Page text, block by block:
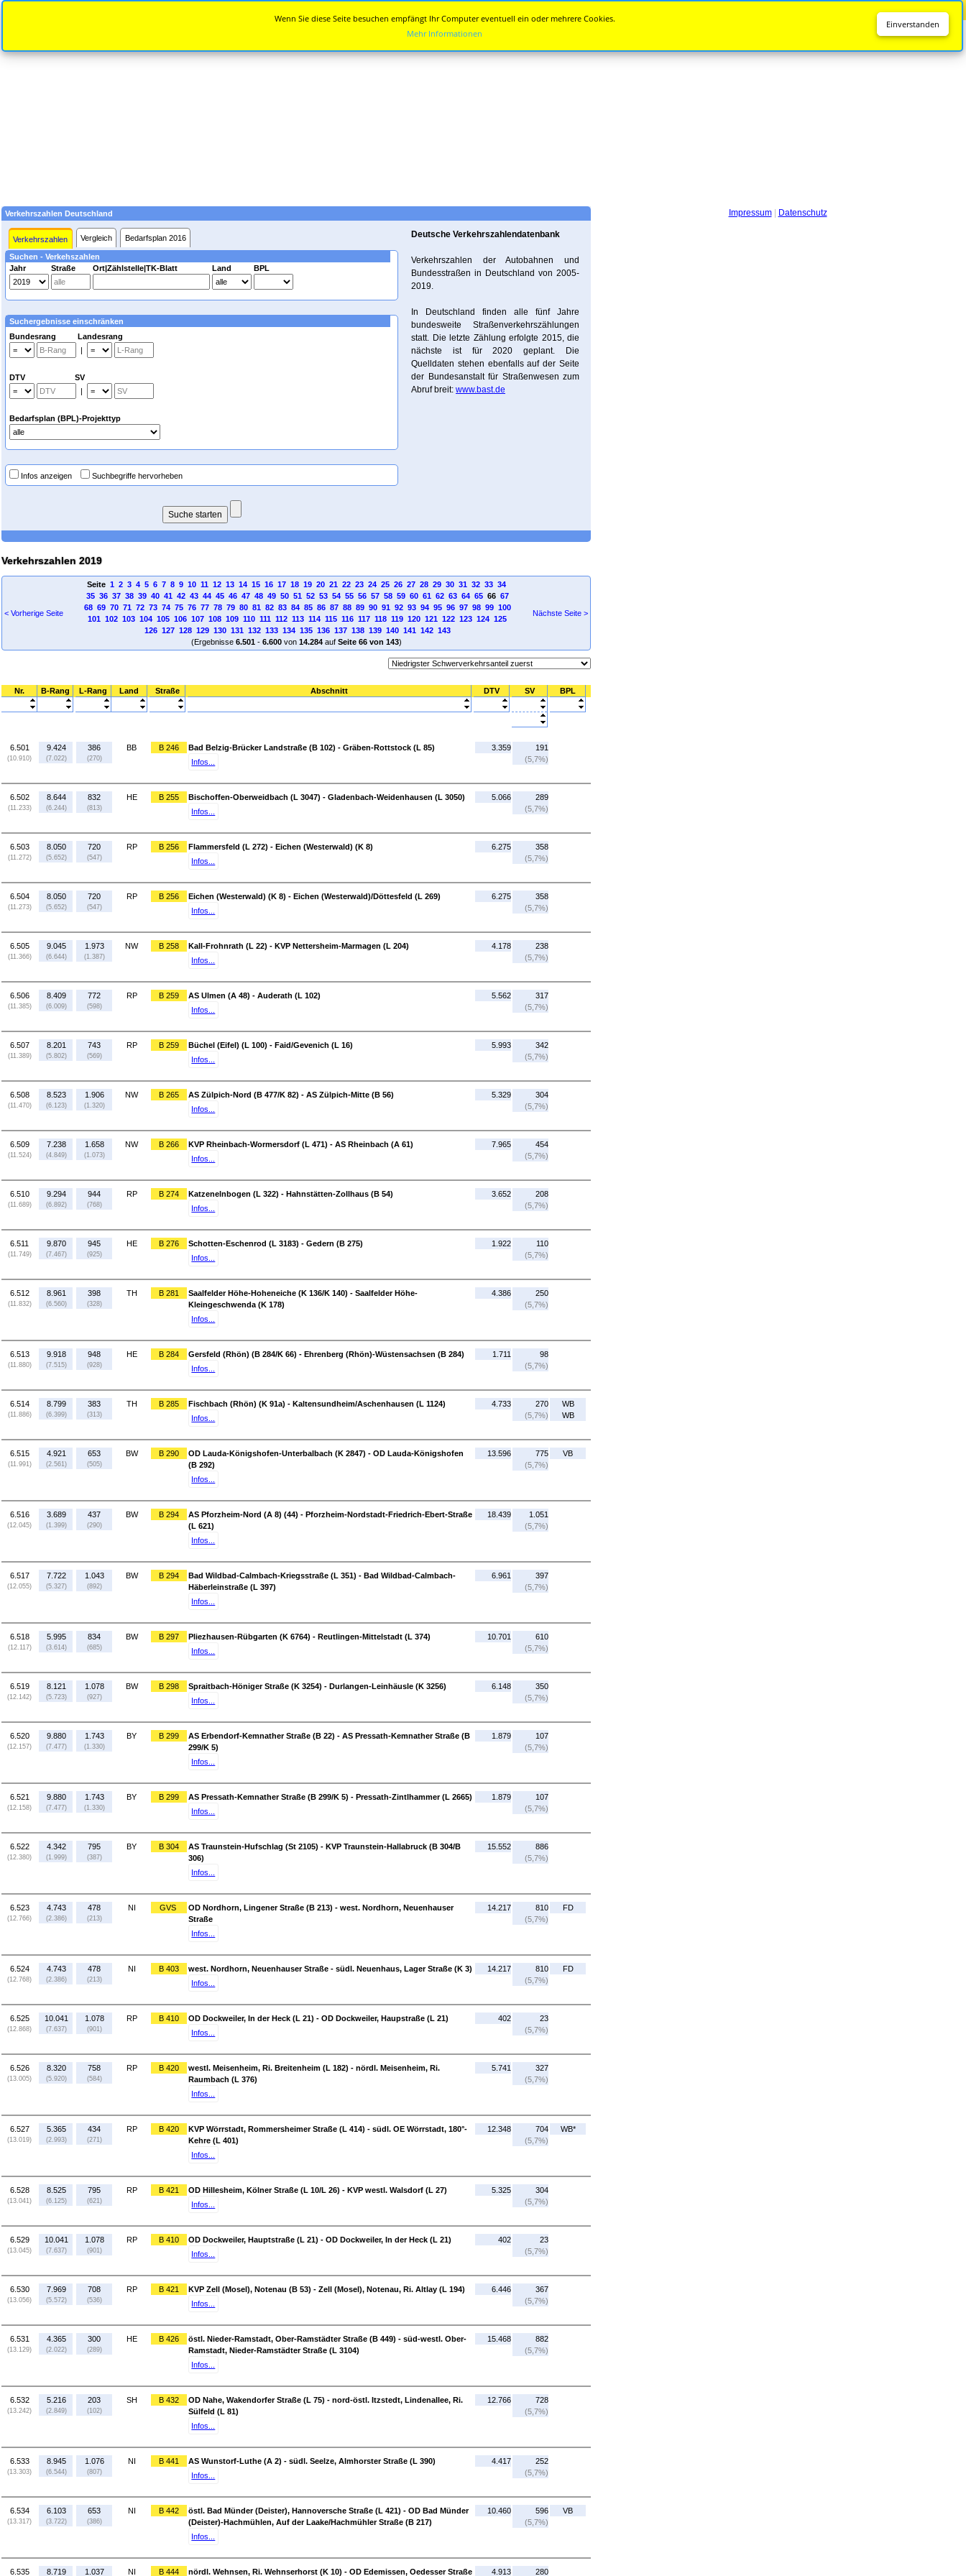
Verkehrszahlen Deutschland
Verkehrszahlen Vergleich Bedarfsplan 2016
Suchen - Verkehszahlen
Jahr
Straße Ort|Zählstelle|TK-Blatt Land BPL
Suchergebnisse einschränken
Bundesrang Landesrang
|
DTV SV
|
Bedarfsplan (BPL)-Projekttyp
Infos anzeigen Suchbegriffe hervorheben
Deutsche Verkehrszahlendatenbank
Verkehrszahlen der Autobahnen und
Bundesstraßen in Deutschland von 2005-
2019.
In Deutschland finden alle fünf Jahre
bundesweite Straßenverkehrszählungen
statt. Die letzte Zählung erfolgte 2015, die
nächste ist für 2020 geplant. Die
Quelldaten stehen ebenfalls auf der Seite
der Bundesanstalt für Straßenwesen zum
Abruf breit: www.bast.de
Verkehrszahlen 2019
< Vorherige Seite
Seite 1 2 3 4 5 6 7 8 9 10 11 12 13 14 15 16 17 18 19 20 21 22 23 24 25 26 27 28 29 30 31 32 33 34
35 36 37 38 39 40 41 42 43 44 45 46 47 48 49 50 51 52 53 54 55 56 57 58 59 60 61 62 63 64 6566 67
68 69 70 71 72 73 74 75 76 77 78 79 80 81 82 83 84 85 86 87 88 89 90 91 92 93 94 95 96 97 98 99 100
101 102 103 104 105 106 107 108 109 110 111 112 113 114 115 116 117 118 119 120 121 122 123 124 125
126 127 128 129 130 131 132 133 134 135 136 137 138 139 140 141 142 143
(Ergebnisse 6.501- 6.600von 14.284auf Seite 66 von 143)
Nächste Seite >
Nr. B-Rang L-Rang Land Straße Abschnitt DTV SV BPL
6.501
(10.910)
9.424
(7.022)
386
(270)
BB B 246
Bad Belzig-Brücker Landstraße (B 102) - Gräben-Rottstock (L 85)
Infos...
3.359
191
(5,7%)
6.502
(11.233)
8.644
(6.244)
832
(813)
HE B 255
Bischoffen-Oberweidbach (L 3047) - Gladenbach-Weidenhausen (L 3050)
Infos...
5.066
289
(5,7%)
6.503
(11.272)
8.050
(5.652)
720
(547)
RP B 256
Flammersfeld (L 272) - Eichen (Westerwald) (K 8)
Infos...
6.275
358
(5,7%)
6.504
(11.273)
8.050
(5.652)
720
(547)
RP B 256
Eichen (Westerwald) (K 8) - Eichen (Westerwald)/Döttesfeld (L 269)
Infos...
6.275
358
(5,7%)
6.505
(11.366)
9.045
(6.644)
1.973
(1.387)
NW B 258
Kall-Frohnrath (L 22) - KVP Nettersheim-Marmagen (L 204)
Infos...
4.178
238
(5,7%)
6.506
(11.385)
8.409
(6.009)
772
(598)
RP B 259
AS Ulmen (A 48) - Auderath (L 102)
Infos...
5.562
317
(5,7%)
6.507
(11.389)
8.201
(5.802)
743
(569)
RP B 259
Büchel (Eifel) (L 100) - Faid/Gevenich (L 16)
Infos...
5.993
342
(5,7%)
6.508
(11.470)
8.523
(6.123)
1.906
(1.320)
NW B 265
AS Zülpich-Nord (B 477/K 82) - AS Zülpich-Mitte (B 56)
Infos...
5.329
304
(5,7%)
6.509
(11.524)
7.238
(4.849)
1.658
(1.073)
NW B 266
KVP Rheinbach-Wormersdorf (L 471) - AS Rheinbach (A 61)
Infos...
7.965
454
(5,7%)
6.510
(11.689)
9.294
(6.892)
944
(768)
RP B 274
Katzenelnbogen (L 322) - Hahnstätten-Zollhaus (B 54)
Infos...
3.652
208
(5,7%)
6.511
(11.749)
9.870
(7.467)
945
(925)
HE B 276
Schotten-Eschenrod (L 3183) - Gedern (B 275)
Infos...
1.922
110
(5,7%)
6.512
(11.832)
8.961
(6.560)
398
(328)
TH B 281
Saalfelder Höhe-Hoheneiche (K 136/K 140) - Saalfelder Höhe-
Kleingeschwenda (K 178)
Infos...
4.386
250
(5,7%)
6.513
(11.880)
9.918
(7.515)
948
(928)
HE B 284
Gersfeld (Rhön) (B 284/K 66) - Ehrenberg (Rhön)-Wüstensachsen (B 284)
Infos...
1.711
98
(5,7%)
6.514
(11.886)
8.799
(6.399)
383
(313)
TH B 285
Fischbach (Rhön) (K 91a) - Kaltensundheim/Aschenhausen (L 1124)
Infos...
4.733
270
(5,7%)
WB
WB
6.515
(11.991)
4.921
(2.561)
653
(505)
BW B 290
OD Lauda-Königshofen-Unterbalbach (K 2847) - OD Lauda-Königshofen
(B 292)
Infos...
13.596
775
(5,7%)
VB
6.516
(12.045)
3.689
(1.399)
437
(290)
BW B 294
AS Pforzheim-Nord (A 8) (44) - Pforzheim-Nordstadt-Friedrich-Ebert-Straße
(L 621)
Infos...
18.439
1.051
(5,7%)
6.517
(12.055)
7.722
(5.327)
1.043
(892)
BW B 294
Bad Wildbad-Calmbach-Kriegsstraße (L 351) - Bad Wildbad-Calmbach-
Häberleinstraße (L 397)
Infos...
6.961
397
(5,7%)
6.518
(12.117)
5.995
(3.614)
834
(685)
BW B 297
Pliezhausen-Rübgarten (K 6764) - Reutlingen-Mittelstadt (L 374)
Infos...
10.701
610
(5,7%)
6.519
(12.142)
8.121
(5.723)
1.078
(927)
BW B 298
Spraitbach-Höniger Straße (K 3254) - Durlangen-Leinhäusle (K 3256)
Infos...
6.148
350
(5,7%)
6.520
(12.157)
9.880
(7.477)
1.743
(1.330)
BY B 299
AS Erbendorf-Kemnather Straße (B 22) - AS Pressath-Kemnather Straße (B
299/K 5)
Infos...
1.879
107
(5,7%)
6.521
(12.158)
9.880
(7.477)
1.743
(1.330)
BY B 299
AS Pressath-Kemnather Straße (B 299/K 5) - Pressath-Zintlhammer (L 2665)
Infos...
1.879
107
(5,7%)
6.522
(12.380)
4.342
(1.999)
795
(387)
BY B 304
AS Traunstein-Hufschlag (St 2105) - KVP Traunstein-Hallabruck (B 304/B
306)
Infos...
15.552
886
(5,7%)
6.523
(12.766)
4.743
(2.386)
478
(213)
NI GVS
OD Nordhorn, Lingener Straße (B 213) - west. Nordhorn, Neuenhauser
Straße
Infos...
14.217
810
(5,7%)
FD
6.524
(12.768)
4.743
(2.386)
478
(213)
NI B 403
west. Nordhorn, Neuenhauser Straße - südl. Neuenhaus, Lager Straße (K 3)
Infos...
14.217
810
(5,7%)
FD
6.525
(12.868)
10.041
(7.637)
1.078
(901)
RP B 410
OD Dockweiler, In der Heck (L 21) - OD Dockweiler, Haupstraße (L 21)
Infos...
402
23
(5,7%)
6.526
(13.005)
8.320
(5.920)
758
(584)
RP B 420
westl. Meisenheim, Ri. Breitenheim (L 182) - nördl. Meisenheim, Ri.
Raumbach (L 376)
Infos...
5.741
327
(5,7%)
6.527
(13.019)
5.365
(2.993)
434
(271)
RP B 420
KVP Wörrstadt, Rommersheimer Straße (L 414) - südl. OE Wörrstadt, 180°-
Kehre (L 401)
Infos...
12.348
704
(5,7%)
WB*
6.528
(13.041)
8.525
(6.125)
795
(621)
RP B 421
OD Hillesheim, Kölner Straße (L 10/L 26) - KVP westl. Walsdorf (L 27)
Infos...
5.325
304
(5,7%)
6.529
(13.045)
10.041
(7.637)
1.078
(901)
RP B 410
OD Dockweiler, Hauptstraße (L 21) - OD Dockweiler, In der Heck (L 21)
Infos...
402
23
(5,7%)
6.530
(13.056)
7.969
(5.572)
708
(536)
RP B 421
KVP Zell (Mosel), Notenau (B 53) - Zell (Mosel), Notenau, Ri. Altlay (L 194)
Infos...
6.446
367
(5,7%)
6.531
(13.129)
4.365
(2.022)
300
(289)
HE B 426
östl. Nieder-Ramstadt, Ober-Ramstädter Straße (B 449) - süd-westl. Ober-
Ramstadt, Nieder-Ramstädter Straße (L 3104)
Infos...
15.468
882
(5,7%)
6.532
(13.242)
5.216
(2.849)
203
(102)
SH B 432
OD Nahe, Wakendorfer Straße (L 75) - nord-östl. Itzstedt, Lindenallee, Ri.
Sülfeld (L 81)
Infos...
12.766
728
(5,7%)
6.533
(13.303)
8.945
(6.544)
1.076
(807)
NI B 441
AS Wunstorf-Luthe (A 2) - südl. Seelze, Almhorster Straße (L 390)
Infos...
4.417
252
(5,7%)
6.534
(13.317)
6.103
(3.722)
653
(386)
NI B 442
östl. Bad Münder (Deister), Hannoversche Straße (L 421) - OD Bad Münder
(Deister)-Hachmühlen, Auf der Laake/Hachmühler Straße (B 217)
Infos...
10.460
596
(5,7%)
VB
6.535 8.719 1.037 NI B 444 nördl. Wehnsen, Ri. Wehnserhorst (K 10) - OD Edemissen, Oedesser Straße 4.913 280
Impressum| Datenschutz
Einverstanden
Wenn Sie diese Seite besuchen empfängt Ihr Computer eventuell ein oder mehrere Cookies.
Mehr Informationen